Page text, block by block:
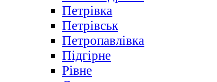
Петрівка
Петрівськ
Петропавлівка
Підгірне
Рівне